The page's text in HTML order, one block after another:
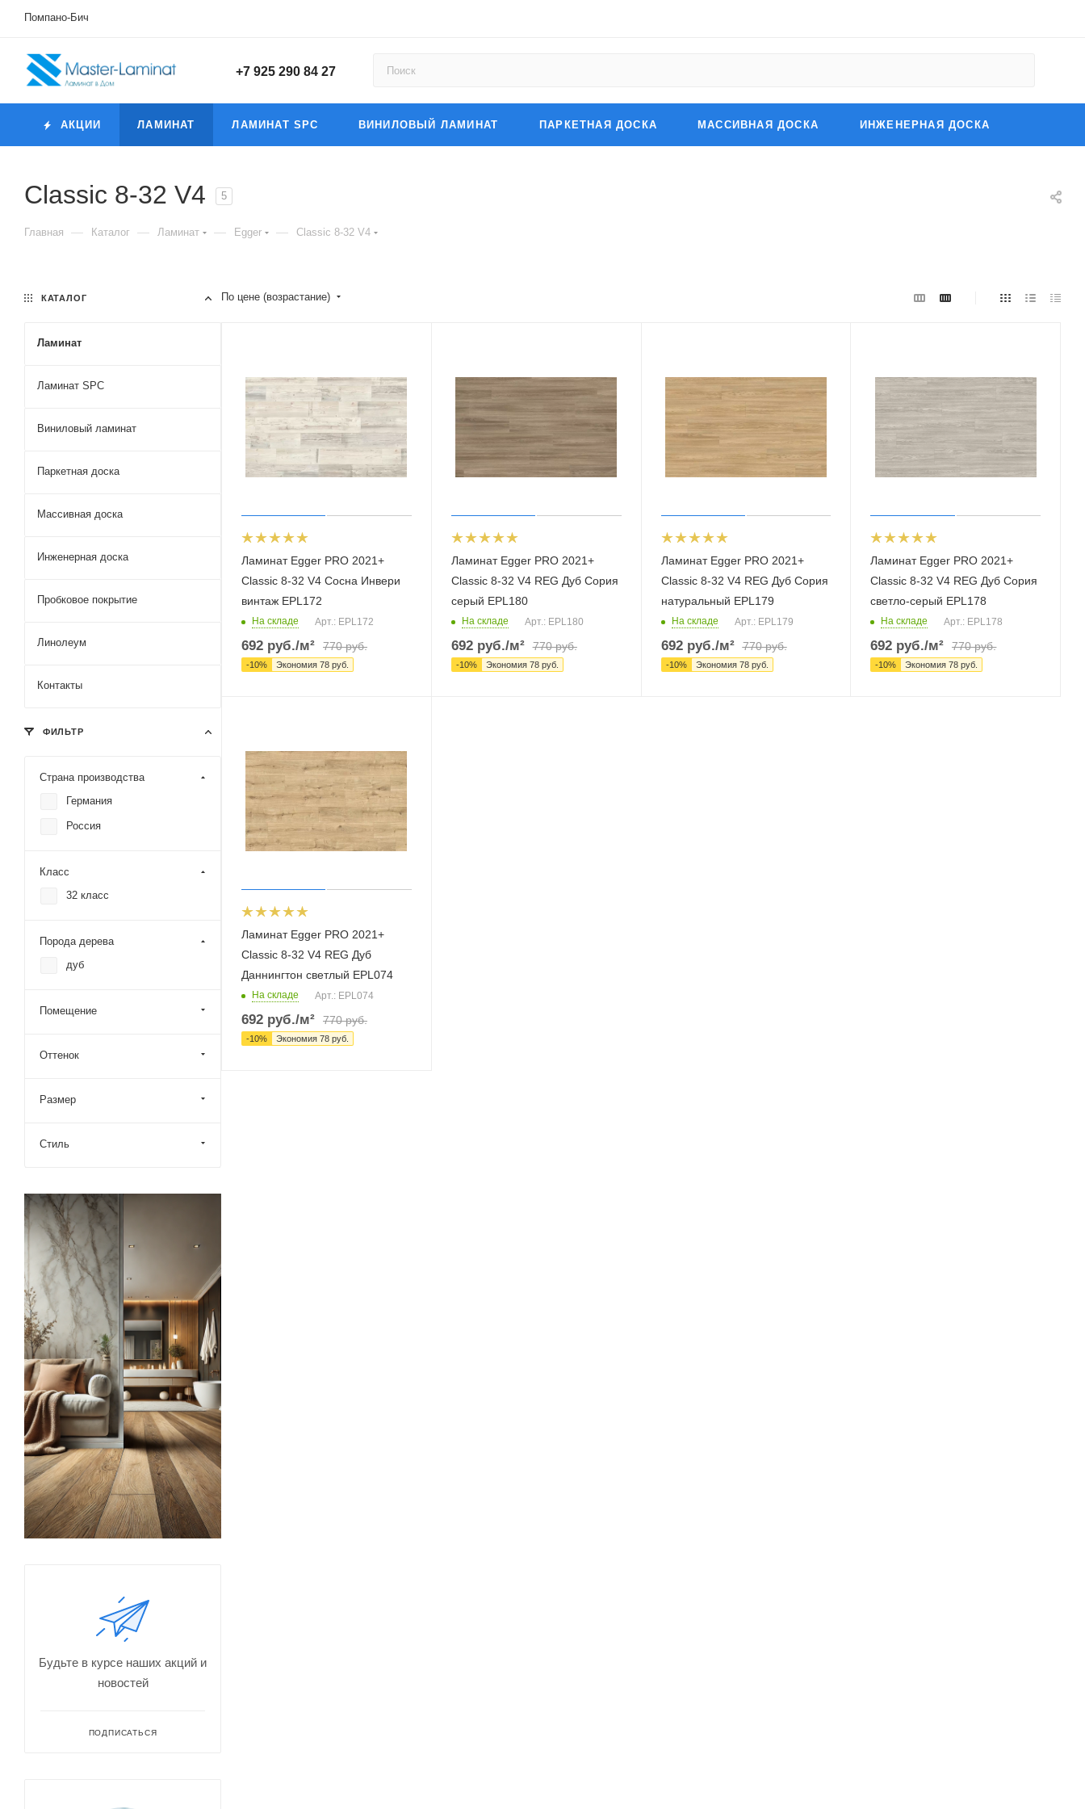
Помпано-Бич
+7 925 290 84 27
АКЦИИ ЛАМИНАТ ЛАМИНАТ SPC ВИНИЛОВЫЙ ЛАМИНАТ ПАРКЕТНАЯ ДОСКА МАССИВНАЯ ДОСКА ИНЖЕНЕРНАЯ ДОСКА
Classic 8-32 V4 5
Главная — Каталог — Ламинат — Egger — Classic 8-32 V4
По цене (возрастание)
Ламинат Egger PRO 2021+
Classic 8-32 V4 Сосна Инвери
винтаж EPL172
На складе Арт.: EPL172
692 руб./м² 770руб.
-10% Экономия 78 руб.
Ламинат Egger PRO 2021+
Classic 8-32 V4 REG Дуб Сория
серый EPL180
На складе Арт.: EPL180
692руб./м² 770руб.
-10% Экономия 78руб.
Ламинат Egger PRO 2021+
Classic 8-32 V4 REG Дуб Сория
натуральный EPL179
На складе Арт.: EPL179
692руб./м² 770руб.
-10% Экономия 78руб.
Ламинат Egger PRO 2021+
Classic 8-32 V4 REG Дуб Сория
светло-серый EPL178
На складе Арт.: EPL178
692 руб./м² 770руб.
-10% Экономия78 руб.
Ламинат Egger PRO 2021+
Classic 8-32 V4 REG Дуб
Даннингтон светлый EPL074
На складе Арт.: EPL074
692 руб./м² 770руб.
-10% Экономия 78 руб.
КАТАЛОГ
Ламинат
Ламинат SPC
Виниловый ламинат
Паркетная доска
Массивная доска
Инженерная доска
Пробковое покрытие
Линолеум
Контакты
ФИЛЬТР
Страна производства
Германия
Россия
Класс
32 класс
Порода дерева
дуб
Помещение
Оттенок
Размер
Стиль
Будьте в курсе наших акций и
новостей
ПОДПИСАТЬСЯ